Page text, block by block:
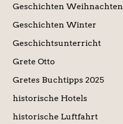
Geschichten Weihnachten
Geschichten Winter
Geschichtsunterricht
Grete Otto
Gretes Buchtipps 2025
historische Hotels
historische Luftfahrt